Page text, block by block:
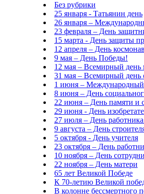
Без рубрики
25 января - Татьянин день
26 января –
23 февраля – День
15 марта - День защиты
12 апреля – День
9 мая – День Победы!
12 мая – Всемирный день
31 мая – Всемирный день
1 июня – Международный
8 июня – День
22 июня – День памяти и
29 июня - День
27 июля – День
9 августа – День
5 октября - День учителя
23 октября – День
10 ноября – День
22 ноября – День матери
65 лет Великой Победе
К 70-летию Великой
В колонне бессмертного